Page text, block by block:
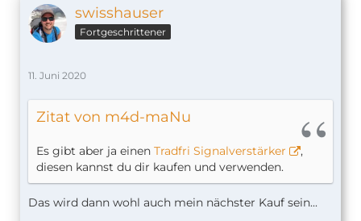
swisshauser
Fortgeschrittener
11. Juni 2020
Zitat von m4d-maNu
Es gibt aber ja einen Tradfri Signalverstärker
,
diesen kannst du dir kaufen und verwenden.
Das wird dann wohl auch mein nächster Kauf sein...